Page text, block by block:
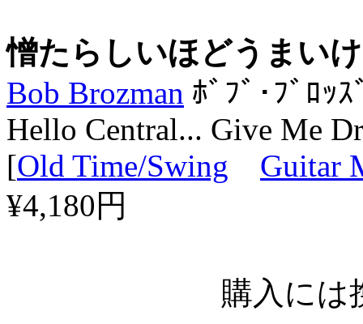
憎たらしいほどうまい
Bob Brozman ﾎﾞﾌﾞ･ﾌﾞﾛｯｽ
Hello Central... Give Me
[Old Time/Swing
Guitar
¥4,180円
購入には